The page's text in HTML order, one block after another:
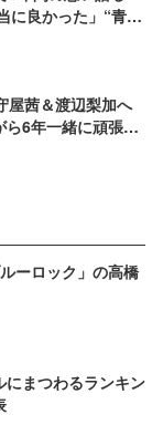
に良かった」“青マ
屋茜＆渡辺梨加へ
6年一緒に頑張っ
ーロック」の高橋
まつわるランキン